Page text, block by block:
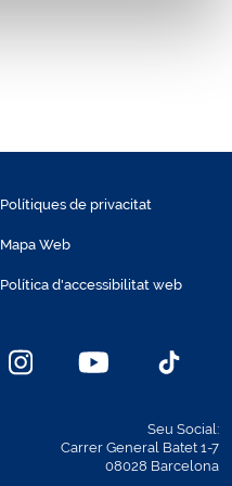
Polítiques de privacitat
Mapa Web
Política d'accessibilitat web
Seu Social:
Carrer General Batet 1-7
08028 Barcelona